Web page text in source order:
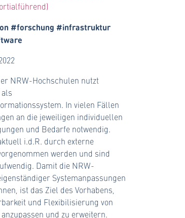
#forschung #infrastruktur
NRW-Hochschulen nutzt
als
In vielen Fällen
an die jeweiligen individuellen
und Bedarfe notwendig.
i.d.R. durch externe
werden und sind
Damit die NRW-
Systemanpassungen
ist das Ziel des Vorhabens,
und Flexibilisierung von
anzupassen und zu erweitern.